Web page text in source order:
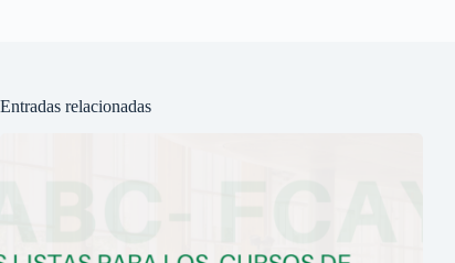
Entradas relacionadas